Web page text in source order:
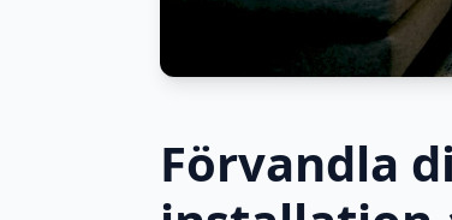
Förvandla